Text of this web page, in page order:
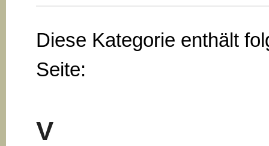
Diese Kategorie enthält
Seite:
V